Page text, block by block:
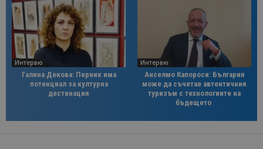
Интервю
Галина Декова: Перник има
потенциал за културна
дестинация
Интервю
Анселмо Капороси: България
може да съчетае автентичния
туризъм с технологиите на
бъдещето